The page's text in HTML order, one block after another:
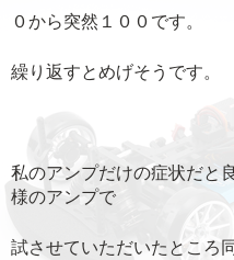
０から突然１００です。
繰り返すとめげそうです。
私のアンプだけの症状だと
様のアンプで
試させていただいたところ